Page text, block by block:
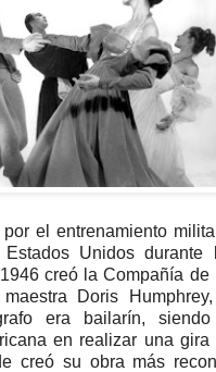
el entrenamiento
Unidos durante
creó la Compañía de
Doris
era bailarín,
en realizar una gira
creó su obra más